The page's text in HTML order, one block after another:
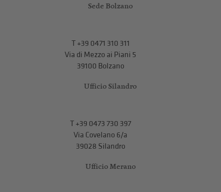
Sede Bolzano
T+39 0471 310 311
Via di Mezzo ai Piani 5
39100 Bolzano
Ufficio Silandro
T+39 0473 730 397
Via Covelano 6/a
39028 Silandro
Ufficio Merano